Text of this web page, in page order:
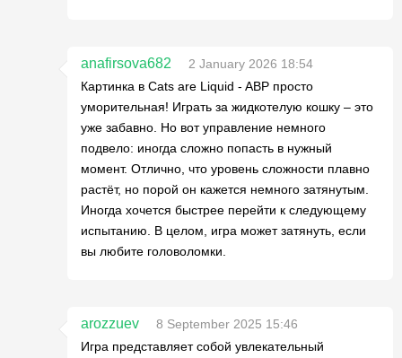
anafirsova682
2 January 2026 18:54
Картинка в Cats are Liquid - ABP просто
уморительная! Играть за жидкотелую кошку – это
уже забавно. Но вот управление немного
подвело: иногда сложно попасть в нужный
момент. Отлично, что уровень сложности плавно
растёт, но порой он кажется немного затянутым.
Иногда хочется быстрее перейти к следующему
испытанию. В целом, игра может затянуть, если
вы любите головоломки.
arozzuev
8 September 2025 15:46
Игра представляет собой увлекательный